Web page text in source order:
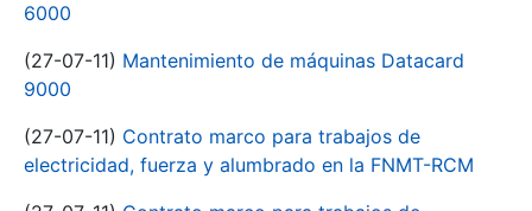
6000
(27-07-11) Mantenimiento de máquinas Datacard
9000
(27-07-11) Contrato marco para trabajos de
electricidad, fuerza y alumbrado en la FNMT-RCM